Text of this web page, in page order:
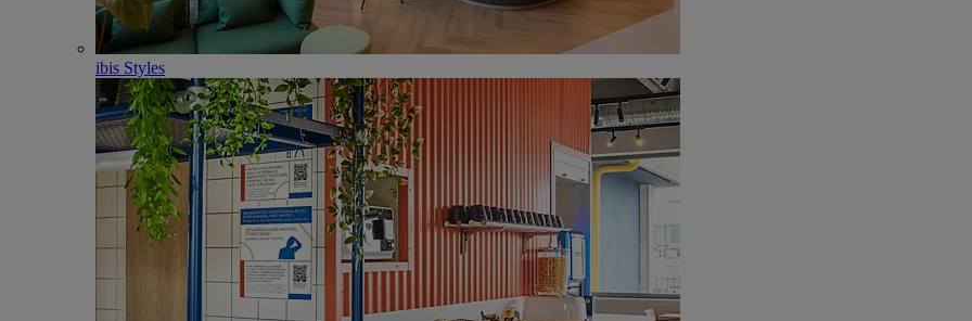
ibis Styles